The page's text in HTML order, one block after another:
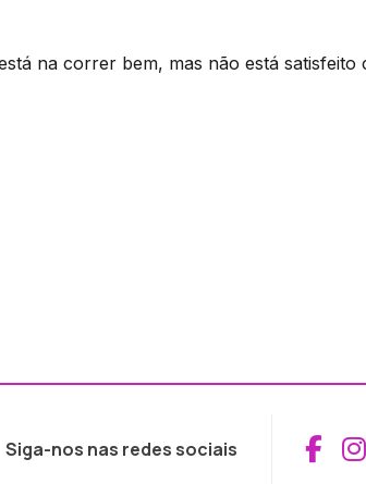
na correr bem, mas não está satisfeito
Siga-nos nas redes sociais